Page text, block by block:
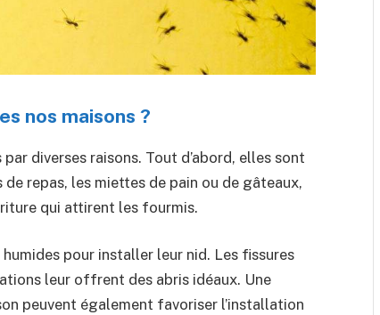
nos maisons ?
diverses raisons. Tout d’abord, elles sont
repas, les miettes de pain ou de gâteaux,
qui attirent les fourmis.
pour installer leur nid. Les fissures
leur offrent des abris idéaux. Une
peuvent également favoriser l’installation